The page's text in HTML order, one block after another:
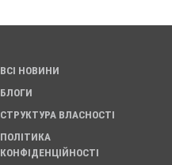
ВСІ НОВИНИ
БЛОГИ
СТРУКТУРА ВЛАСНОСТІ
ПОЛІТИКА
КОНФІДЕНЦІЙНОСТІ